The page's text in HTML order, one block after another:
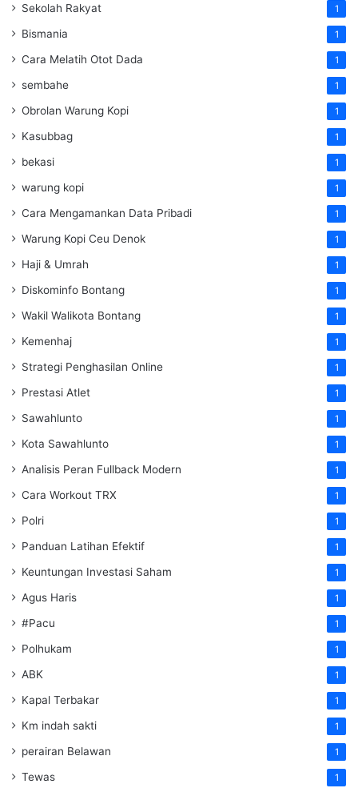
Sekolah Rakyat 1
Bismania 1
Cara Melatih Otot Dada 1
sembahe 1
Obrolan Warung Kopi 1
Kasubbag 1
bekasi 1
warung kopi 1
Cara Mengamankan Data Pribadi 1
Warung Kopi Ceu Denok 1
Haji & Umrah 1
Diskominfo Bontang 1
Wakil Walikota Bontang 1
Kemenhaj 1
Strategi Penghasilan Online 1
Prestasi Atlet 1
Sawahlunto 1
Kota Sawahlunto 1
Analisis Peran Fullback Modern 1
Cara Workout TRX 1
Polri 1
Panduan Latihan Efektif 1
Keuntungan Investasi Saham 1
Agus Haris 1
#Pacu 1
Polhukam 1
ABK 1
Kapal Terbakar 1
Km indah sakti 1
perairan Belawan 1
Tewas 1